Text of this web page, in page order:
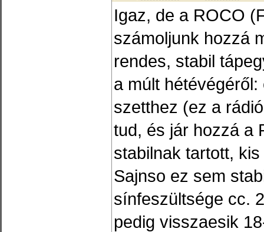
Igaz, de a ROCO
számoljunk hozzá
rendes, stabil
a múlt
szetthez (ez a
tud, és jár hozzá a
stabilnak tartott,
Sajnso ez sem
sínfeszültsége cc.
pedig visszaesik